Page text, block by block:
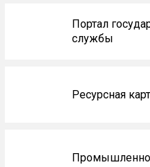
Портал
службы
Ресурсная